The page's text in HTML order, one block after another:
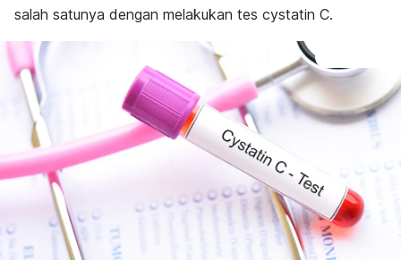
salah satunya dengan melakukan tes cystatin C.